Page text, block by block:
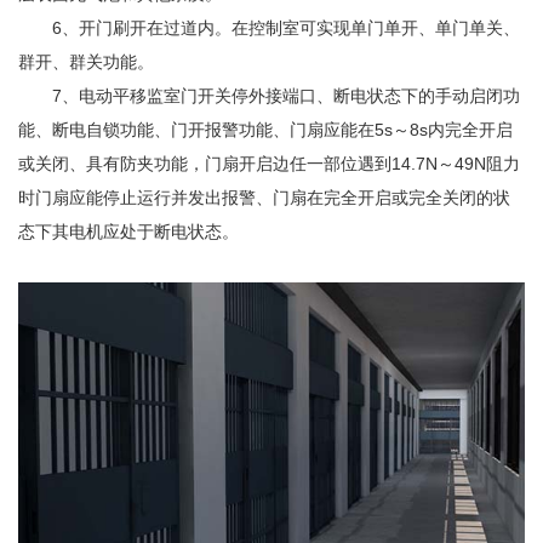
6、开门刷开在过道内。在控制室可实现单门单开、单门单关、
群开、群关功能。
7、电动平移监室门开关停外接端口、断电状态下的手动启闭功
能、断电自锁功能、门开报警功能、门扇应能在5s～8s内完全开启
或关闭、具有防夹功能，门扇开启边任一部位遇到14.7N～49N阻力
时门扇应能停止运行并发出报警、门扇在完全开启或完全关闭的状
态下其电机应处于断电状态。